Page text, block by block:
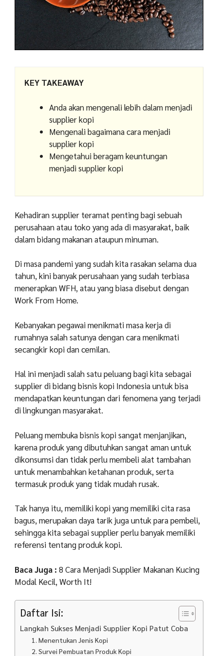
KEY TAKEAWAY
Anda akan mengenali lebih dalam menjadi
supplier kopi
Mengenali bagaimana cara menjadi
supplier kopi
Mengetahui beragam keuntungan
menjadi supplier kopi
Kehadiran supplier teramat penting bagi sebuah
perusahaan atau toko yang ada di masyarakat, baik
dalam bidang makanan ataupun minuman.
Di masa pandemi yang sudah kita rasakan selama dua
tahun, kini banyak perusahaan yang sudah terbiasa
menerapkan WFH, atau yang biasa disebut dengan
Work From Home.
Kebanyakan pegawai menikmati masa kerja di
rumahnya salah satunya dengan cara menikmati
secangkir kopi dan cemilan.
Hal ini menjadi salah satu peluang bagi kita sebagai
supplier di bidang bisnis kopi Indonesia untuk bisa
mendapatkan keuntungan dari fenomena yang terjadi
di lingkungan masyarakat.
Peluang membuka bisnis kopi sangat menjanjikan,
karena produk yang dibutuhkan sangat aman untuk
dikonsumsi dan tidak perlu membeli alat tambahan
untuk menambahkan ketahanan produk, serta
termasuk produk yang tidak mudah rusak.
Tak hanya itu, memiliki kopi yang memiliki cita rasa
bagus, merupakan daya tarik juga untuk para pembeli,
sehingga kita sebagai supplier perlu banyak memiliki
referensi tentang produk kopi.
Baca Juga : 8 Cara Menjadi Supplier Makanan Kucing
Modal Kecil, Worth It!
Daftar Isi:
Langkah Sukses Menjadi Supplier Kopi Patut Coba
1. Menentukan Jenis Kopi
2. Survei Pembuatan Produk Kopi